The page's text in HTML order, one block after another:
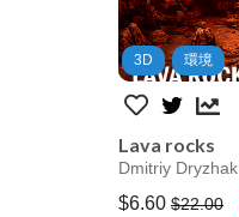
3D 環境
Lava rocks
Dmitriy Dryzhak
$6.60 $22.00